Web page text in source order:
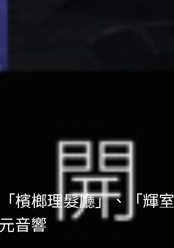
榔理髮廳」、「輝
音響